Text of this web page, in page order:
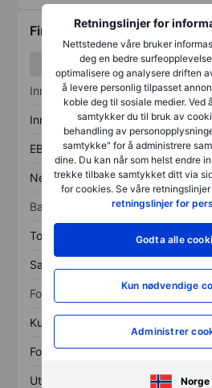
Retningslinjer for
Nettstedene våre bruker
deg en bedre
optimalisere og analysere driften
å levere personlig tilpasset
koble deg til sosiale medier. Ved
samtykker du til bruk av
behandling av
samtykke" for å administrere
dine. Du kan når som helst endre
trekke tilbake samtykket ditt via
for cookies. Se våre
retningslinjer for
Godta alle
Kun nødvendige
Administrer
Norge
Finansiell informasjon
Inntektsoversikt
Inntekter
EBITDA
Nettoinntekt
Balanse
Totale eiendeler
Samlet gjeld
Forholdstall
Kurs/salg
Fortjeneste per aksje
Utbytte per aksje